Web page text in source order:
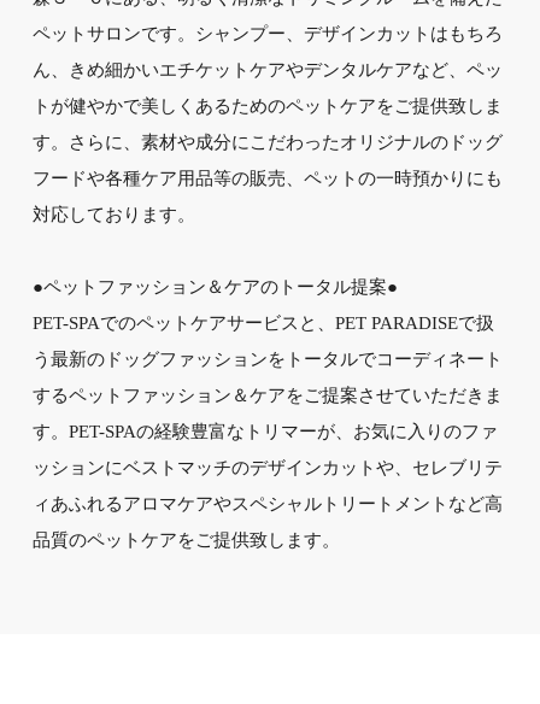
ペットサロンです。シャンプー、デザインカットはもちろ
ん、きめ細かいエチケットケアやデンタルケアなど、ペッ
トが健やかで美しくあるためのペットケアをご提供致しま
す。さらに、素材や成分にこだわったオリジナルのドッグ
フードや各種ケア用品等の販売、ペットの一時預かりにも
対応しております。
●ペットファッション＆ケアのトータル提案●
PET-SPAでのペットケアサービスと、PET PARADISEで扱
う最新のドッグファッションをトータルでコーディネート
するペットファッション＆ケアをご提案させていただきま
す。PET-SPAの経験豊富なトリマーが、お気に入りのファ
ッションにベストマッチのデザインカットや、セレブリテ
ィあふれるアロマケアやスペシャルトリートメントなど高
品質のペットケアをご提供致します。